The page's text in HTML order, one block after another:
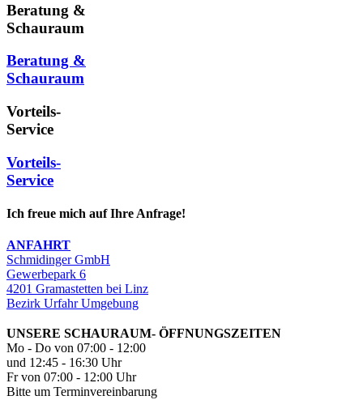
Beratung &
Schauraum
Beratung &
Schauraum
Vorteils-
Service
Vorteils-
Service
Ich freue mich auf Ihre Anfrage!
ANFAHRT
Schmidinger GmbH
Gewerbepark 6
4201 Gramastetten bei Linz
Bezirk Urfahr Umgebung
UNSERE SCHAURAUM- ÖFFNUNGSZEITEN
Mo - Do von 07:00 - 12:00
und 12:45 - 16:30 Uhr
Fr von 07:00 - 12:00 Uhr
Bitte um Terminvereinbarung